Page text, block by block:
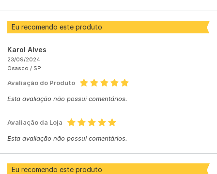
Eu recomendo este produto
Karol Alves
23/09/2024
Osasco / SP
Avaliação do Produto
Esta avaliação não possui comentários.
Avaliação da Loja
Esta avaliação não possui comentários.
Eu recomendo este produto